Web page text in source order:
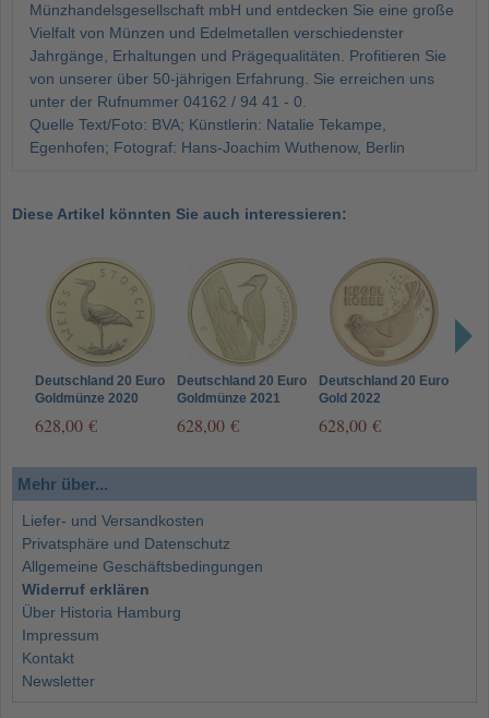
Münzhandelsgesellschaft mbH und entdecken Sie eine große
Vielfalt von Münzen und Edelmetallen verschiedenster
Jahrgänge, Erhaltungen und Prägequalitäten. Profitieren Sie
von unserer über 50-jährigen Erfahrung. Sie erreichen uns
unter der Rufnummer 04162 / 94 41 - 0.
Quelle Text/Foto: BVA; Künstlerin: Natalie Tekampe,
Egenhofen; Fotograf: Hans-Joachim Wuthenow, Berlin
Diese Artikel könnten Sie auch interessieren:
Deutschland 20 Euro
Goldmünze 2020
Münzzeichen A
628,00 €
Deutschland 20 Euro
Goldmünze 2021
Münzzeichen A
628,00 €
Deutschland 20 Euro
Gold 2022
Münzzeichen A
628,00 €
Mehr über...
Liefer- und Versandkosten
Privatsphäre und Datenschutz
Allgemeine Geschäftsbedingungen
Widerruf erklären
Über Historia Hamburg
Impressum
Kontakt
Newsletter